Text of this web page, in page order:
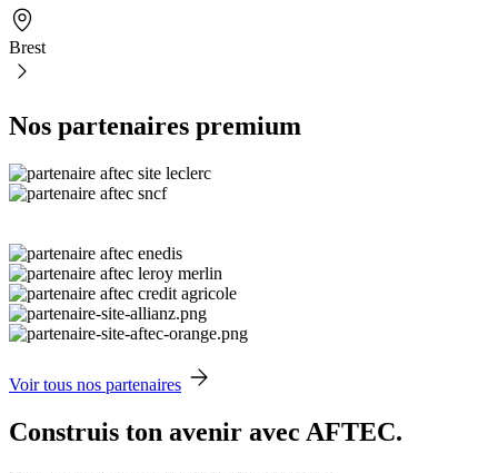
Brest
Nos partenaires premium
Voir tous nos partenaires
Construis ton avenir avec AFTEC.